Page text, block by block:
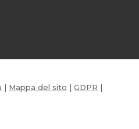
| Mappa del sito | GDPR |